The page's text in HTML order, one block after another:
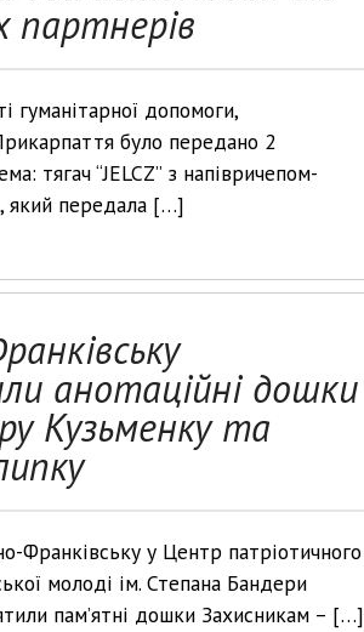
партнерів
гуманітарної допомоги,
було передано 2
тягач “JELCZ” з напівричепом-
який передала […]
анотаційні дошки
Кузьменку та
Франківську у Центр патріотичного
молоді ім. Степана Бандери
пам’ятні дошки Захисникам – […]